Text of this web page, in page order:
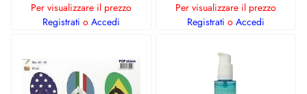
Per visualizzare il prezzo
Registrati o Accedi
Per visualizzare il prezzo
Registrati o Accedi